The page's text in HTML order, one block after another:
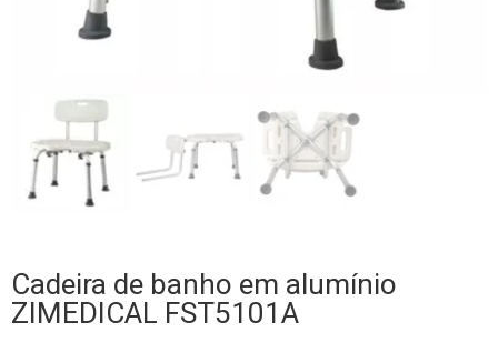
Cadeira de banho em alumínio
ZIMEDICAL FST5101A